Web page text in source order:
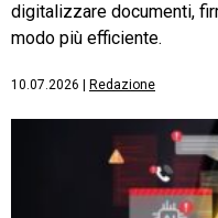
digitalizzare documenti,
modo più efficiente.
10.07.2026 Redazione